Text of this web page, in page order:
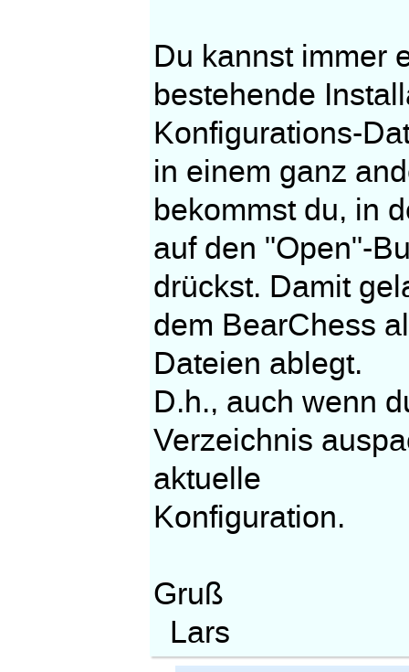
Du kannst immer
bestehende
Konfigurations-
in einem ganz
bekommst du, in
auf den "Open"-
drückst. Damit
dem BearChess
Dateien ablegt.
D.h., auch wenn
Verzeichnis
aktuelle
Konfiguration.
Gruß
Lars